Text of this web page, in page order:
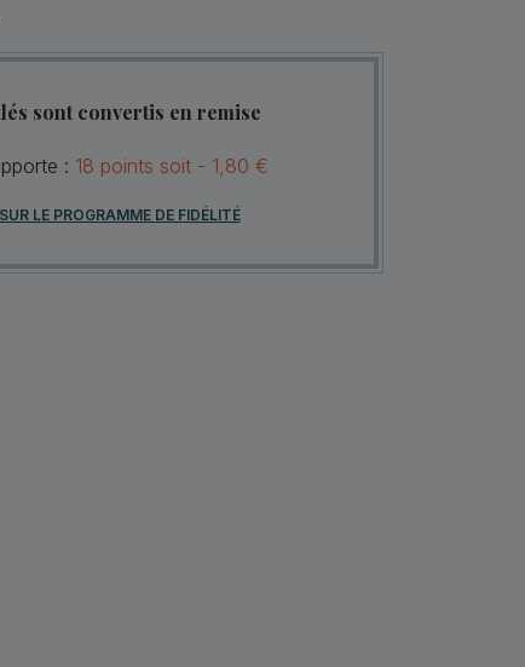
sont convertis en remise
: 18 points soit - 1,80 €
LE PROGRAMME DE FIDÉLITÉ